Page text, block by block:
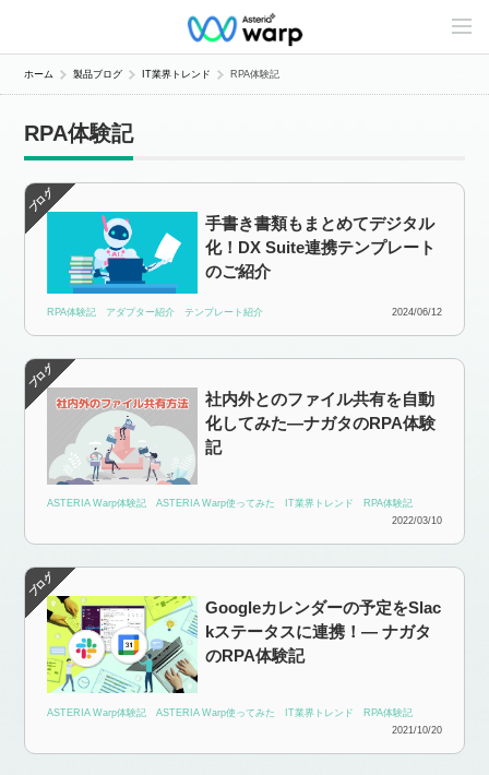
C
n
e
n
ホーム 製品ブログ IT業界トレンド RPA体験記
RPA体験記
手書き書類もまとめてデジタル
化！DX Suite連携テンプレート
のご紹介
RPA体験記 アダプター紹介 テンプレート紹介 2024/06/12
社内外とのファイル共有を自動
化してみた―ナガタのRPA体験
記
ASTERIA Warp体験記 ASTERIA Warp使ってみた IT業界トレンド
RPA体験記
2022/03/10
Googleカレンダーの予定をSlac
kステータスに連携！― ナガタ
のRPA体験記
ASTERIA Warp体験記 ASTERIA Warp使ってみた IT業界トレンド
RPA体験記
2021/10/20